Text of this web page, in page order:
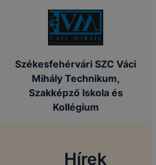
Székesfehérvári SZC Váci
Mihály Technikum,
Szakképző Iskola és
Kollégium
Hírek